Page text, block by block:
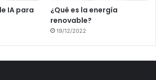
IA para
¿Qué es la energía
renovable?
19/12/2022